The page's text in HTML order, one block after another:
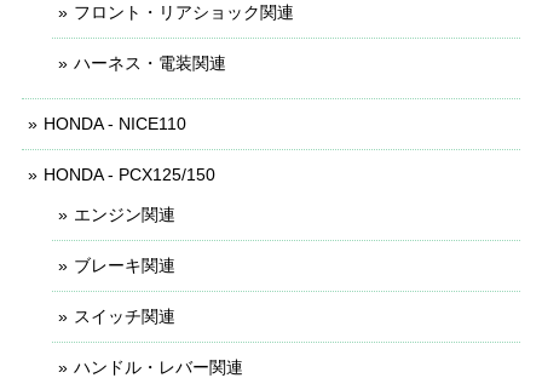
フロント・リアショック関連
ハーネス・電装関連
HONDA - NICE110
HONDA - PCX125/150
エンジン関連
ブレーキ関連
スイッチ関連
ハンドル・レバー関連